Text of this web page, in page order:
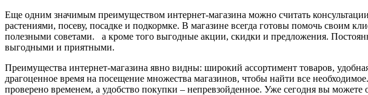
Еще одним значимым преимуществом интернет-магазина можно считать
растениями, посеву, посадке и подкормке. В магазине всегда готовы помочь своим
полезными советами. а кроме того выгодные акции, скидки и предложения.
выгодными и приятными.
Преимущества интернет-магазина явно видны: широкий ассортимент товаров,
драгоценное время на посещение множества магазинов, чтобы найти все
проверено временем, а удобство покупки – непревзойденное. Уже сегодня вы можете